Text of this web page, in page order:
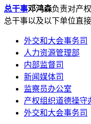
总干事邓鸿森负责对产
总干事以及以下单位直接
外交和大会事务司
人力资源管理部
内部监督司
新闻媒体司
监察员办公室
产权组织道德操守
外交和大会事务司